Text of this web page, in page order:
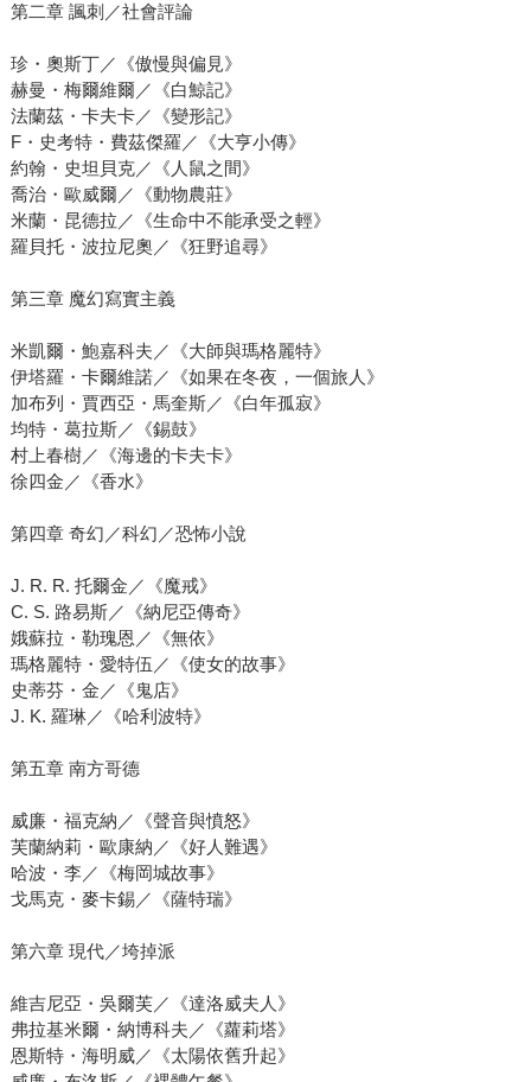
第二章 諷刺／社會評論
珍・奧斯丁／《傲慢與偏見》
赫曼・梅爾維爾／《白鯨記》
法蘭茲・卡夫卡／《變形記》
F・史考特・費茲傑羅／《大亨小傳》
約翰・史坦貝克／《人鼠之間》
喬治・歐威爾／《動物農莊》
米蘭・昆德拉／《生命中不能承受之輕》
羅貝托・波拉尼奧／《狂野追尋》
第三章 魔幻寫實主義
米凱爾・鮑嘉科夫／《大師與瑪格麗特》
伊塔羅・卡爾維諾／《如果在冬夜，一個旅人》
加布列・賈西亞・馬奎斯／《白年孤寂》
均特・葛拉斯／《錫鼓》
村上春樹／《海邊的卡夫卡》
徐四金／《香水》
第四章 奇幻／科幻／恐怖小說
J. R. R. 托爾金／《魔戒》
C. S. 路易斯／《納尼亞傳奇》
娥蘇拉・勒瑰恩／《無依》
瑪格麗特・愛特伍／《使女的故事》
史蒂芬・金／《鬼店》
J. K. 羅琳／《哈利波特》
第五章 南方哥德
威廉・福克納／《聲音與憤怒》
芙蘭納莉・歐康納／《好人難遇》
哈波・李／《梅岡城故事》
戈馬克・麥卡錫／《薩特瑞》
第六章 現代／垮掉派
維吉尼亞・吳爾芙／《達洛威夫人》
弗拉基米爾・納博科夫／《蘿莉塔》
恩斯特・海明威／《太陽依舊升起》